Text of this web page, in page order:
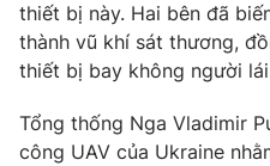
thiết bị này. Hai bên đã
thành vũ khí sát thương,
thiết bị bay không người
Tổng thống Nga Vladimir
công UAV của Ukraine